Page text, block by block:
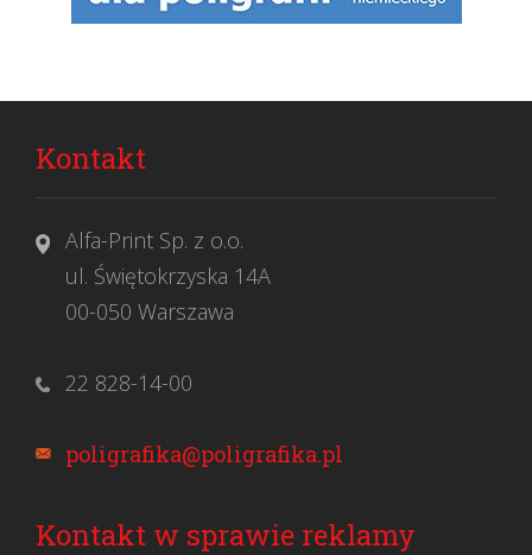
Kontakt
Alfa-Print Sp. z o.o.
ul. Świętokrzyska 14A
00-050 Warszawa
22 828-14-00
poligrafika@poligrafika.pl
Kontakt w sprawie reklamy